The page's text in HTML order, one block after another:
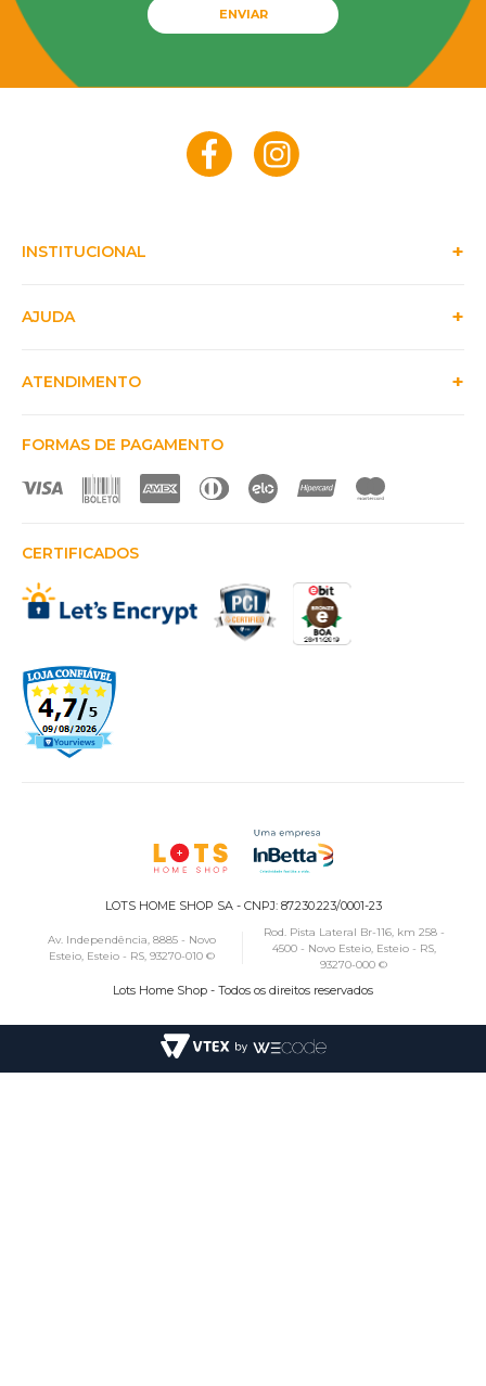
ENVIAR
INSTITUCIONAL
AJUDA
ATENDIMENTO
FORMAS DE PAGAMENTO
CERTIFICADOS
LOTS HOME SHOP SA - CNPJ: 87.230.223/0001-23
Av. Independência, 8885 - Novo
Esteio, Esteio - RS, 93270-010 ©
Rod. Pista Lateral Br-116, km 258 -
4500 - Novo Esteio, Esteio - RS,
93270-000 ©
Lots Home Shop - Todos os direitos reservados